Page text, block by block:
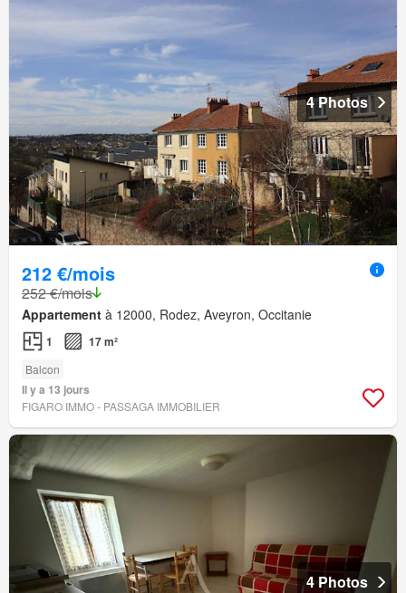
4 Photos
212 €/mois
252 €/mois
Appartement à 12000, Rodez, Aveyron, Occitanie
1 17 m²
Balcon
Il y a 13 jours
FIGARO IMMO - PASSAGA IMMOBILIER
4 Photos